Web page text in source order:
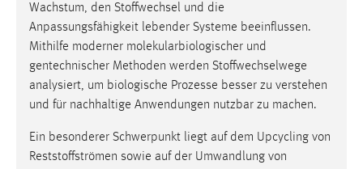
Wachstum, den Stoffwechsel und die
Anpassungsfähigkeit lebender Systeme beeinflussen.
Mithilfe moderner molekularbiologischer und
gentechnischer Methoden werden Stoffwechselwege
analysiert, um biologische Prozesse besser zu verstehen
und für nachhaltige Anwendungen nutzbar zu machen.
Ein besonderer Schwerpunkt liegt auf dem Upcycling von
Reststoffströmen sowie auf der Umwandlung von